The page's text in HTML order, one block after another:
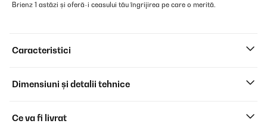
Brienz 1 astăzi și oferă-i ceasului tău îngrijirea pe care o merită.
Caracteristici
Dimensiuni și detalii tehnice
Ce va fi livrat